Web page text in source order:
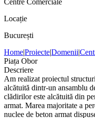
Locație
București
Home|Proiecte|Domenii|
Piața Obor
Descriere
Am realizat proiectul
alcătuită dintr-un ansamblu
clădirilor este alcătuită din
armat. Marea majoritate a
nuclee de beton armat